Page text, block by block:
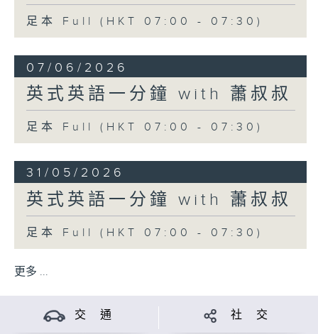
足本 Full (HKT 07:00 - 07:30)
07/06/2026
英式英語一分鐘 with 蕭叔叔
足本 Full (HKT 07:00 - 07:30)
31/05/2026
英式英語一分鐘 with 蕭叔叔
足本 Full (HKT 07:00 - 07:30)
更多 ...
交 通 社 交